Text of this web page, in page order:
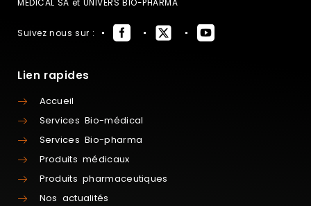
MEDICAL SA et UNIVERS BIO-PHARMA
Suivez nous sur :
Lien rapides
Accueil
Services Bio-médical
Services Bio-pharma
Produits médicaux
Produits pharmaceutiques
Nos actualités